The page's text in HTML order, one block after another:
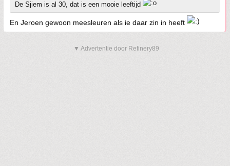
De Sjiem is al 30, dat is een mooie leeftijd
En Jeroen gewoon meesleuren als ie daar zin in heeft
▼ Advertentie door Refinery89